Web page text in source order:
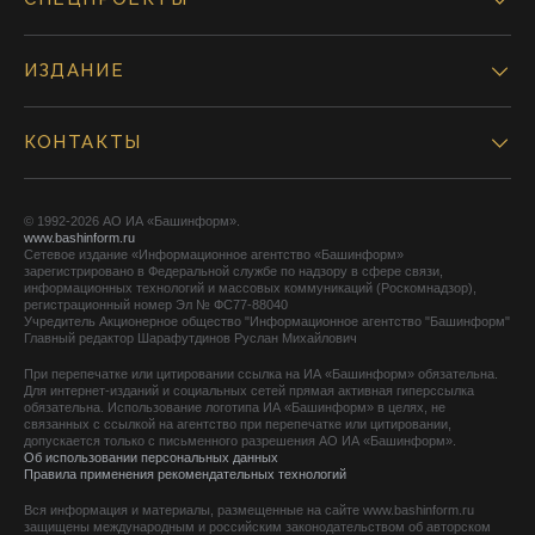
ИЗДАНИЕ
КОНТАКТЫ
© 1992-2026 АО ИА «Башинформ».
www.bashinform.ru
Сетевое издание «Информационное агентство «Башинформ»
зарегистрировано в Федеральной службе по надзору в сфере связи,
информационных технологий и массовых коммуникаций (Роскомнадзор),
регистрационный номер Эл № ФС77-88040
Учредитель Акционерное общество "Информационное агентство "Башинформ"
Главный редактор Шарафутдинов Руслан Михайлович
При перепечатке или цитировании ссылка на ИА «Башинформ» обязательна.
Для интернет-изданий и социальных сетей прямая активная гиперссылка
обязательна. Использование логотипа ИА «Башинформ» в целях, не
связанных с ссылкой на агентство при перепечатке или цитировании,
допускается только с письменного разрешения АО ИА «Башинформ».
Об использовании персональных данных
Правила применения рекомендательных технологий
Вся информация и материалы, размещенные на сайте www.bashinform.ru
защищены международным и российским законодательством об авторском